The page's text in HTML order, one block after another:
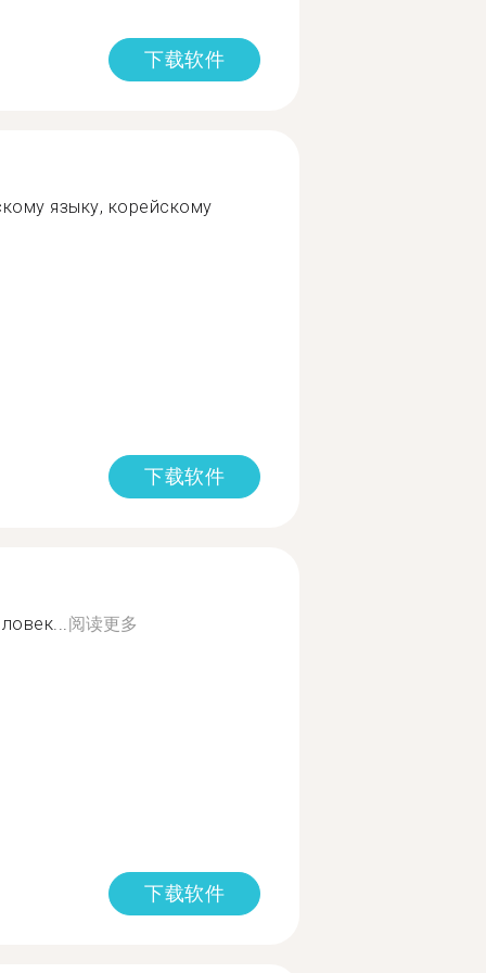
下载软件
языку, корейскому
下载软件
阅读更多
下载软件